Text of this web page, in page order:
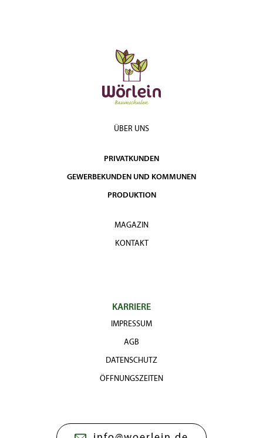
ÜBER UNS
PRIVATKUNDEN
GEWERBEKUNDEN UND KOMMUNEN
PRODUKTION
MAGAZIN
KONTAKT
KARRIERE
IMPRESSUM
AGB
DATENSCHUTZ
ÖFFNUNGSZEITEN